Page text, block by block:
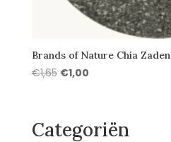
Brands of Nature Chia Zaden
€1,65 Oorspronkelijke
€1,00Huidige
€1,00.
Categoriën